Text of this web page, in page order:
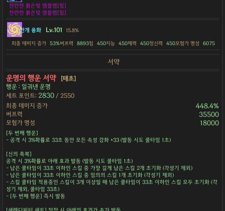
찬란한 붉은빛 엠블렘[힘]
찬란한 붉은빛 엠블렘[힘]
안개 융화 Lv.101 15.8%
최종 데미지 증가 53%버프력 8893힘 450지능 450체력 450정신력 450모험가 명성 6075
서약
운명의 행운 서약
[태초]
행운 : 일궈낸 운명
세트 포인트: 2830 / 2550
최종 데미지 증가
448.4%
버프력 35500
모험가 명성 18000
[두 번째 행운]
- 공격 시 3%확률로 33초 동안 모든 속성 강화 +33 (발동 시도 쿨타임 1초)
[신의 축복]
공격 시 3%확률로 아래 효과 발동 (발동 시도 쿨타임 1초)
- 남은 쿨타임이 33초 이하인 스킬 중 가장 길게 남은 스킬 2개 초기화 (각성기 제외)
- 남은 쿨타임이 33초 이하인 스킬 중 임의의 스킬 1개 초기화 (각성기 제외)
- 스킬 쿨타임 적용중인 스킬이 3개 이상일 때 남은 쿨타임이 33초 이하인 스킬 모두 초기화 (각
성기 제외, 쿨타임 33초)
- [두 번째 행운] 즉시 발동